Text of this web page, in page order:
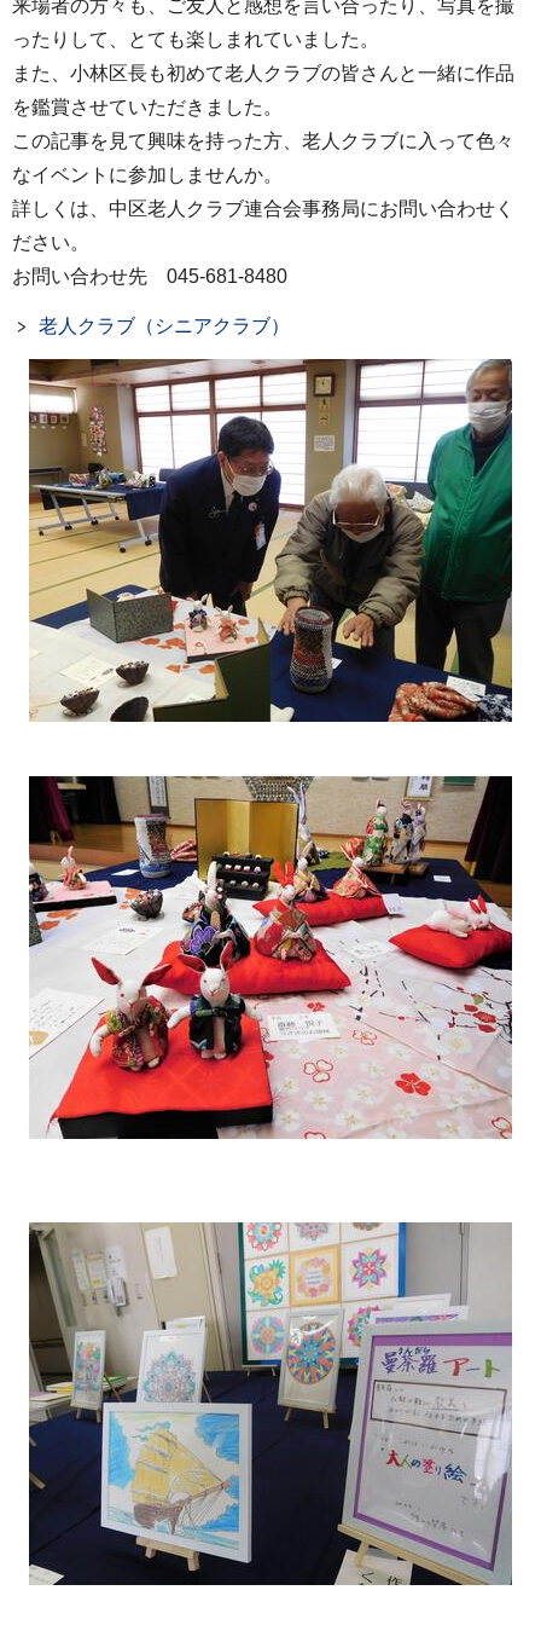
来場者の方々も、ご友人と感想を言い合ったり、写真を撮
ったりして、とても楽しまれていました。
また、小林区長も初めて老人クラブの皆さんと一緒に作品
を鑑賞させていただきました。
この記事を見て興味を持った方、老人クラブに入って色々
なイベントに参加しませんか。
詳しくは、中区老人クラブ連合会事務局にお問い合わせく
ださい。
お問い合わせ先 045-681-8480
老人クラブ（シニアクラブ）